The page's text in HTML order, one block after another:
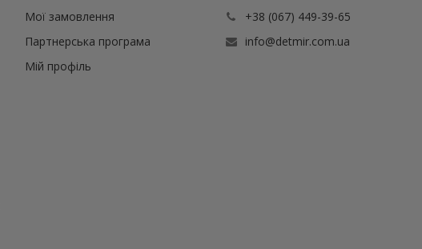
Мої замовлення
Партнерська програма
Мій профіль
+38 (067) 449-39-65
info@detmir.com.ua